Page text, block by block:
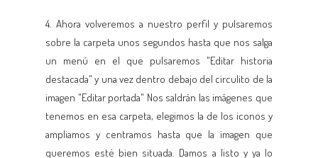
4. Ahora volveremos a nuestro perfil y pulsaremos
sobre la carpeta unos segundos hasta que nos salga
un menú en el que pulsaremos "Editar historia
destacada" y una vez dentro debajo del circulito de la
imagen "Editar portada" Nos saldrán las imágenes que
tenemos en esa carpeta, elegimos la de los iconos y
ampliamos y centramos hasta que la imagen que
queremos esté bien situada. Damos a listo y ya lo